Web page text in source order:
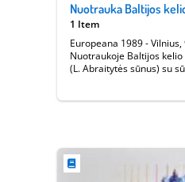
Nuotrauka Baltijos
1 Item
Europeana 1989 -
Nuotraukoje Baltijos kelio
(L. Abraitytės sūnus) su